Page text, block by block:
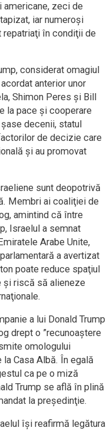
americane, zeci de
iar numeroşi
repatriaţi în condiţii de
considerat omagiul
anterior unor
Shimon Peres şi Bill
la pace şi cooperare
decenii, statul
de decizie care
şi au promovat
sunt deopotrivă
Membri ai coaliţiei de
amintind că între
Israelul a semnat
Arabe Unite,
a avertizat
poate reduce spaţiul
şi riscă să alieneze
a lui Donald Trump
drept o ”recunoaştere
omologului
Casa Albă. În egală
ca pe o miză
Trump se află în plină
la preşedinţie.
îşi reafirmă legătura